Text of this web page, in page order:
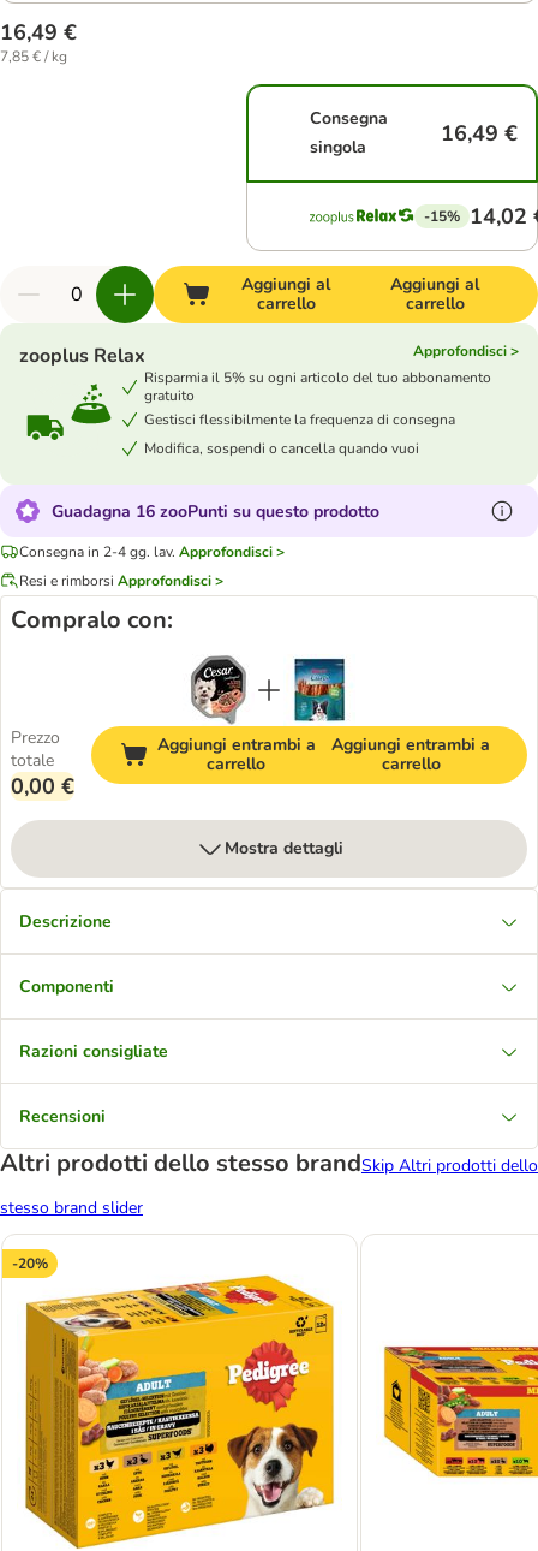
16,49 €
7,85 € / kg
Consegna
singola
16,49 €
-15% 14,02
Aggiungi al
carrello
Aggiungi al
carrello
zooplus Relax
Approfondisci >
Risparmia il 5% su ogni articolo del tuo abbonamento
gratuito
Gestisci flessibilmente la frequenza di consegna
Modifica, sospendi o cancella quando vuoi
Guadagna 16 zooPunti su questo prodotto
Consegna in 2-4 gg. lav. Approfondisci >
Resi e rimborsi Approfondisci >
Compralo con:
Prezzo
totale
0,00 €
Aggiungi entrambi a
carrello
Aggiungi entrambi a
carrello
Mostra dettagli
Descrizione
Componenti
Razioni consigliate
Recensioni
Altri prodotti dello stesso brandSkip Altri prodotti dello
stesso brand slider
-20%